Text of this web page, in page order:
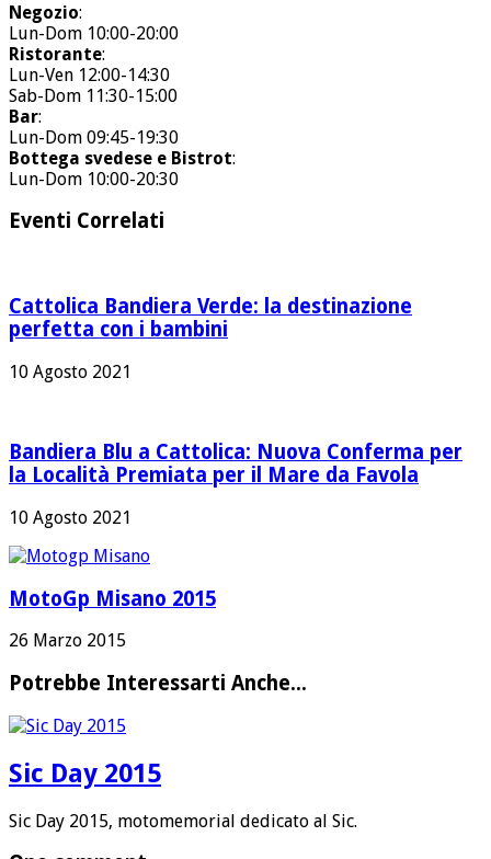
Negozio:
Lun-Dom 10:00-20:00
Ristorante:
Lun-Ven 12:00-14:30
Sab-Dom 11:30-15:00
Bar:
Lun-Dom 09:45-19:30
Bottega svedese e Bistrot:
Lun-Dom 10:00-20:30
Eventi Correlati
Cattolica Bandiera Verde: la destinazione
perfetta con i bambini
10 Agosto 2021
Bandiera Blu a Cattolica: Nuova Conferma per
la Località Premiata per il Mare da Favola
10 Agosto 2021
MotoGp Misano 2015
26 Marzo 2015
Potrebbe Interessarti Anche...
Sic Day 2015
Sic Day 2015, motomemorial dedicato al Sic.